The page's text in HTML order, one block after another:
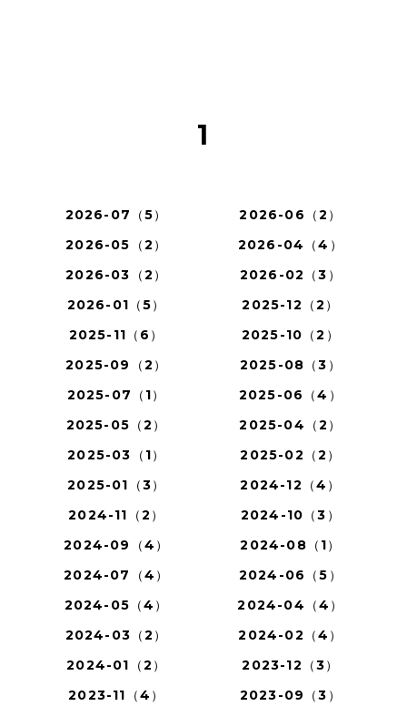
1
2026-07（5）
2026-06（2）
2026-05（2）
2026-04（4）
2026-03（2）
2026-02（3）
2026-01（5）
2025-12（2）
2025-11（6）
2025-10（2）
2025-09（2）
2025-08（3）
2025-07（1）
2025-06（4）
2025-05（2）
2025-04（2）
2025-03（1）
2025-02（2）
2025-01（3）
2024-12（4）
2024-11（2）
2024-10（3）
2024-09（4）
2024-08（1）
2024-07（4）
2024-06（5）
2024-05（4）
2024-04（4）
2024-03（2）
2024-02（4）
2024-01（2）
2023-12（3）
2023-11（4）
2023-09（3）